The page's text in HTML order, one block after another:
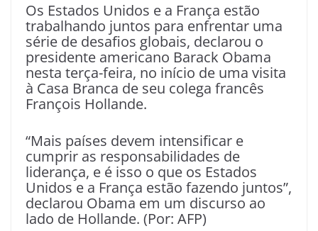
Os Estados Unidos e a França estão
trabalhando juntos para enfrentar uma
série de desafios globais, declarou o
presidente americano Barack Obama
nesta terça-feira, no início de uma visita
à Casa Branca de seu colega francês
François Hollande.
“Mais países devem intensificar e
cumprir as responsabilidades de
liderança, e é isso o que os Estados
Unidos e a França estão fazendo juntos”,
declarou Obama em um discurso ao
lado de Hollande. (Por: AFP)